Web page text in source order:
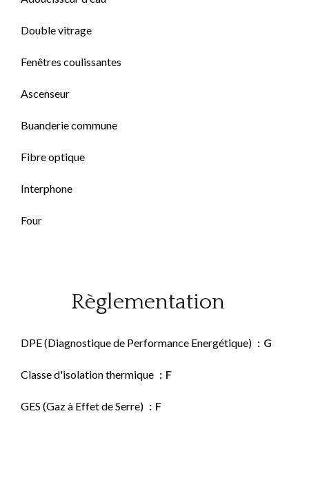
Double vitrage
Fenêtres coulissantes
Ascenseur
Buanderie commune
Fibre optique
Interphone
Four
Règlementation
DPE (Diagnostique de Performance Energétique) G
Classe d'isolation thermique F
GES (Gaz à Effet de Serre) F